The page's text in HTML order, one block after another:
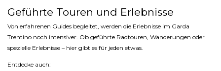
Geführte Touren und Erlebnisse
Von erfahrenen Guides begleitet, werden die Erlebnisse im Garda
Trentino noch intensiver. Ob geführte Radtouren, Wanderungen oder
spezielle Erlebnisse – hier gibt es für jeden etwas.
Entdecke auch: